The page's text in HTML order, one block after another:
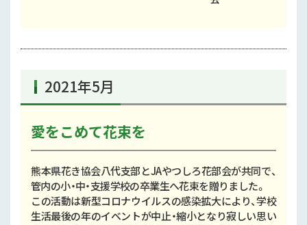
2021年5月
愛をこめて花束を
熊本県花き協会八代支部とJAやつしろ花部会が共同で、
管内の小・中・支援学校の卒業生へ花束を贈りました。
この活動は新型コロナウイルスの感染拡大により、学校
生活最後の年のイベントが中止・縮小となり寂しい思い